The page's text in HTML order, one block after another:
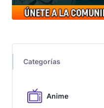
Categorías
Anime